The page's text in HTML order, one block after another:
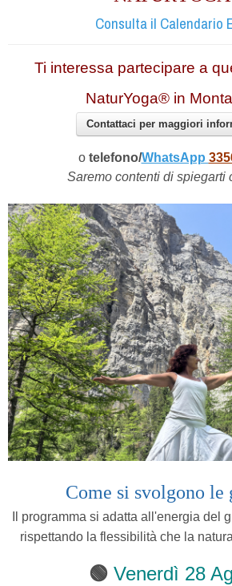
Consulta il Calendario
Ti interessa partecipare a
NaturYoga® in
Contattaci per maggiori
o telefono/WhatsApp
Saremo contenti di spiegarti
Come si svolgono le
Il programma si adatta all'energia del
rispettando la flessibilità che la
🟢 Venerdì 28